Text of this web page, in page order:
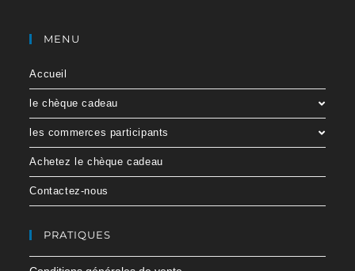
MENU
Accueil
le chèque cadeau
les commerces participants
Achetez le chèque cadeau
Contactez-nous
PRATIQUES